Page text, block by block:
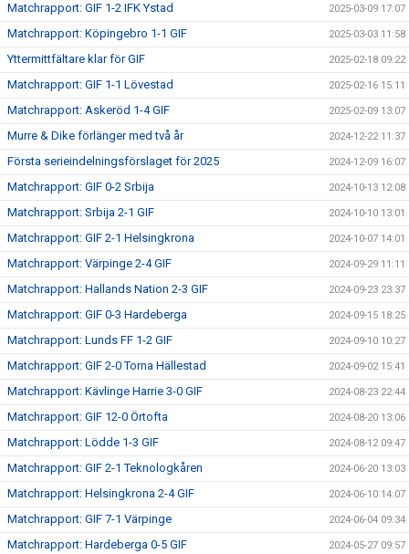
Matchrapport: GIF 1-2 IFK Ystad 2025-03-09 17:07
Matchrapport: Köpingebro 1-1 GIF 2025-03-03 11:58
Yttermittfältare klar för GIF 2025-02-18 09:22
Matchrapport: GIF 1-1 Lövestad 2025-02-16 15:11
Matchrapport: Askeröd 1-4 GIF 2025-02-09 13:07
Murre & Dike förlänger med två år 2024-12-22 11:37
Första serieindelningsförslaget för 2025 2024-12-09 16:07
Matchrapport: GIF 0-2 Srbija 2024-10-13 12:08
Matchrapport: Srbija 2-1 GIF 2024-10-10 13:01
Matchrapport: GIF 2-1 Helsingkrona 2024-10-07 14:01
Matchrapport: Värpinge 2-4 GIF 2024-09-29 11:11
Matchrapport: Hallands Nation 2-3 GIF 2024-09-23 23:37
Matchrapport: GIF 0-3 Hardeberga 2024-09-15 18:25
Matchrapport: Lunds FF 1-2 GIF 2024-09-10 10:27
Matchrapport: GIF 2-0 Torna Hällestad 2024-09-02 15:41
Matchrapport: Kävlinge Harrie 3-0 GIF 2024-08-23 22:44
Matchrapport: GIF 12-0 Örtofta 2024-08-20 13:06
Matchrapport: Lödde 1-3 GIF 2024-08-12 09:47
Matchrapport: GIF 2-1 Teknologkåren 2024-06-20 13:03
Matchrapport: Helsingkrona 2-4 GIF 2024-06-10 14:07
Matchrapport: GIF 7-1 Värpinge 2024-06-04 09:34
Matchrapport: Hardeberga 0-5 GIF 2024-05-27 09:57